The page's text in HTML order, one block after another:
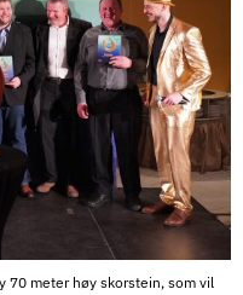
70 meter høy skorstein, som vil